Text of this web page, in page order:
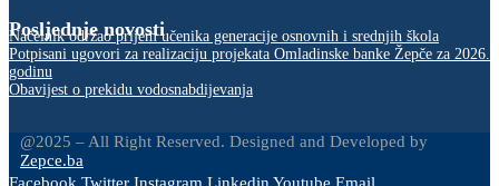
Posljednje novosti
Načelnik održao prijem učenika generacije osnovnih i srednjih škola
Potpisani ugovori za realizaciju projekata Omladinske banke Žepče za 2026.
godinu
Obavijest o prekidu vodosnabdijevanja
@2025 – All Right Reserved. Designed and Developed by
Zepce.ba